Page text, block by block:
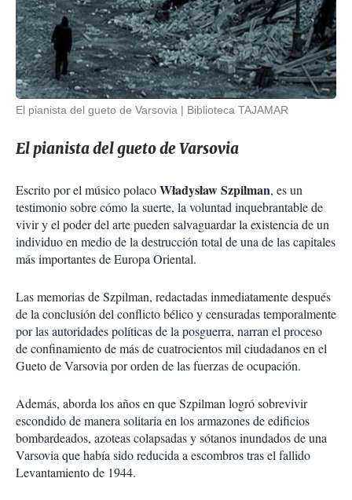
El pianista del gueto de Varsovia Biblioteca TAJAMAR
El pianista del gueto de Varsovia
Escrito por el músico polacoWładysław Szpilman, es un
testimonio sobre cómo la suerte, la voluntad inquebrantable de
vivir y el poder del arte pueden salvaguardar la existencia de un
individuo en medio de la destrucción total de una de las capitales
más importantes de Europa Oriental.
Las memorias de Szpilman, redactadas inmediatamente después
de la conclusión del conflicto bélico y censuradas temporalmente
por las autoridades políticas de la posguerra, narran el proceso
de confinamiento de más de cuatrocientos mil ciudadanos en el
Gueto de Varsovia por orden de las fuerzas de ocupación.
Además, aborda los años en que Szpilman logró sobrevivir
escondido de manera solitaria en los armazones de edificios
bombardeados, azoteas colapsadas y sótanos inundados de una
Varsovia que había sido reducida a escombros tras el fallido
Levantamiento de 1944.